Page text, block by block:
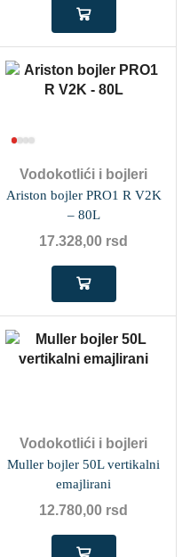
Vodokotlići i bojleri
Ariston bojler PRO1 R V2K
– 80L
17.328,00 rsd
Vodokotlići i bojleri
Muller bojler 50L vertikalni
emajlirani
12.780,00 rsd